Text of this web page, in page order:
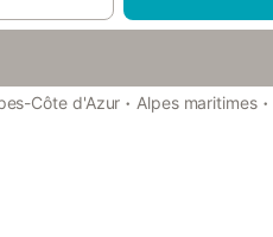
Côte d'Azur · Alpes maritimes ·